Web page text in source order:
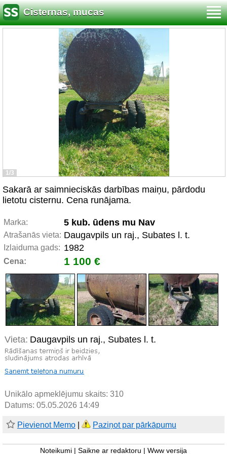
Cisternas, mucas
1/3
Sakarā ar saimnieciskās darbības maiņu, pārdodu
lietotu cisternu. Cena runājama.
Marka: 5 kub. ūdens mu Nav
Atrašanās vieta: Daugavpils un raj., Subates l. t.
Izlaiduma gads: 1982
Cena: 1 100 €
Vieta: Daugavpils un raj., Subates l. t.
Unikālo apmeklējumu skaits: 310
Datums: 05.05.2026 14:49
Pievienot Memo Paziņot par pārkāpumu
Noteikumi Saikne ar redaktoru Www versija